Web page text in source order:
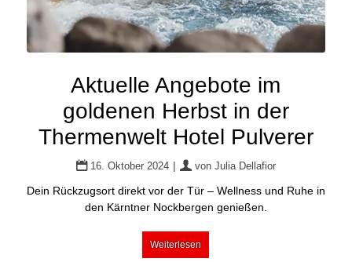
Aktuelle Angebote im
goldenen Herbst in der
Thermenwelt Hotel Pulverer
16. Oktober 2024 | von Julia Dellafior
Dein Rückzugsort direkt vor der Tür – Wellness und Ruhe in
den Kärntner Nockbergen genießen.
Weiterlesen